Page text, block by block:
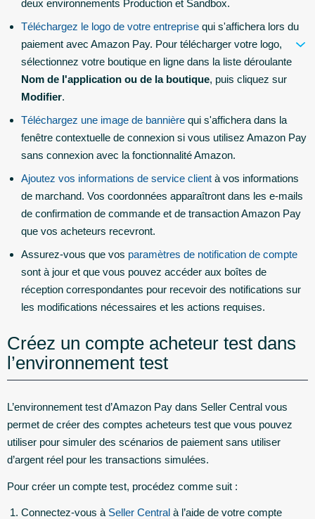
deux environnements Production et Sandbox.
Téléchargez le logo de votre entreprise qui s'affichera lors du
paiement avec Amazon Pay. Pour télécharger votre logo,
sélectionnez votre boutique en ligne dans la liste déroulante
Nom de l'application ou de la boutique, puis cliquez sur
Modifier.
Téléchargez une image de bannière qui s'affichera dans la
fenêtre contextuelle de connexion si vous utilisez Amazon Pay
sans connexion avec la fonctionnalité Amazon.
Ajoutez vos informations de service client à vos informations
de marchand. Vos coordonnées apparaîtront dans les e-mails
de confirmation de commande et de transaction Amazon Pay
que vos acheteurs recevront.
Assurez-vous que vos paramètres de notification de compte
sont à jour et que vous pouvez accéder aux boîtes de
réception correspondantes pour recevoir des notifications sur
les modifications nécessaires et les actions requises.
Créez un compte acheteur test dans
l’environnement test
L’environnement test d’Amazon Pay dans Seller Central vous
permet de créer des comptes acheteurs test que vous pouvez
utiliser pour simuler des scénarios de paiement sans utiliser
d’argent réel pour les transactions simulées.
Pour créer un compte test, procédez comme suit :
Connectez-vous à Seller Central à l’aide de votre compte